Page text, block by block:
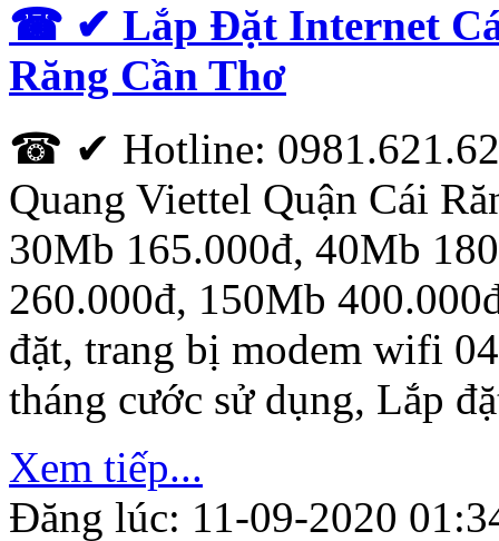
☎ ✔‎ Lắp Đặt Internet
Răng Cần Thơ
☎ ✔ Hotline:
Quang Viettel Quận Cái
30Mb 165.000đ, 40Mb
260.000đ, 150Mb
đặt, trang bị modem wifi
tháng cước sử dụng, Lắp
Xem tiếp...
Đăng lúc: 11-09-2020